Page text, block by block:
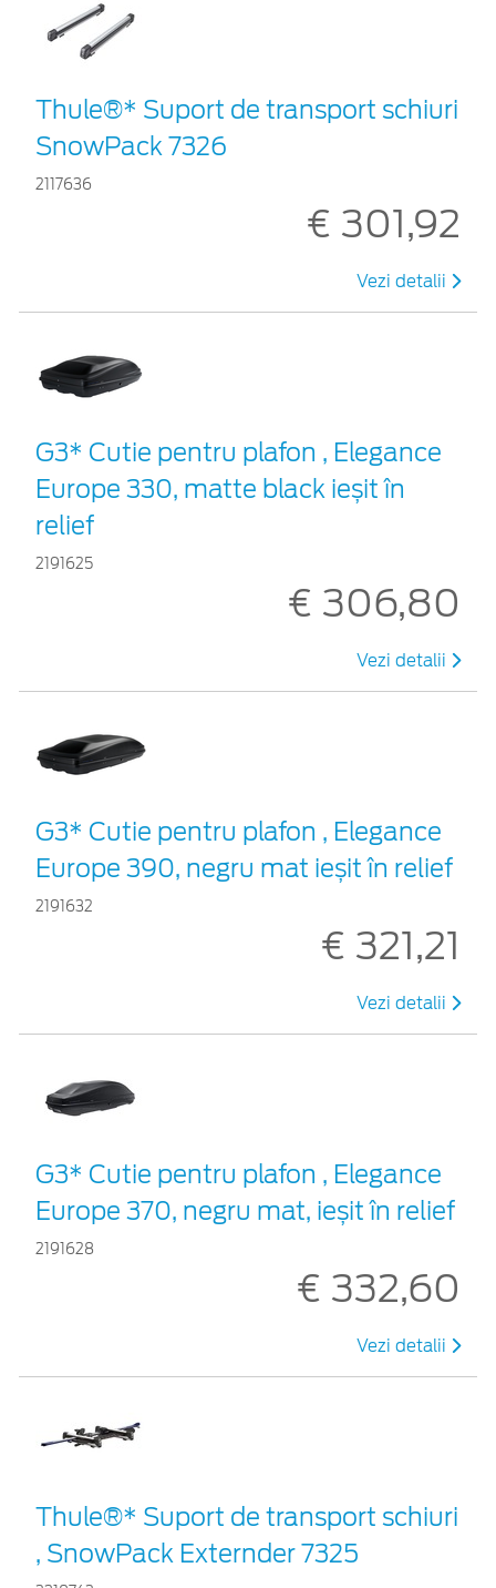
Thule®* Suport de transport schiuri
SnowPack 7326
2117636
€ 301,92
Vezi detalii
G3* Cutie pentru plafon , Elegance
Europe 330, matte black ieșit în
relief
2191625
€ 306,80
Vezi detalii
G3* Cutie pentru plafon , Elegance
Europe 390, negru mat ieșit în relief
2191632
€ 321,21
Vezi detalii
G3* Cutie pentru plafon , Elegance
Europe 370, negru mat, ieșit în relief
2191628
€ 332,60
Vezi detalii
Thule®* Suport de transport schiuri
, SnowPack Externder 7325